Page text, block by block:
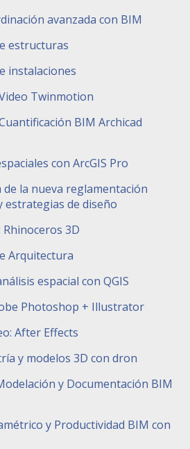
avanzada con BIM
estructuras
instalaciones
Twinmotion
BIM Archicad
con ArcGIS Pro
de la nueva reglamentación
estrategias de diseño
3D
Arquitectura
espacial con QGIS
Photoshop + Illustrator
After Effects
y modelos 3D con dron
y Documentación BIM
y Productividad BIM con